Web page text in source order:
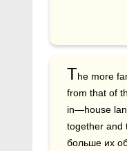
The more
from that of
in—house
together and
больше их